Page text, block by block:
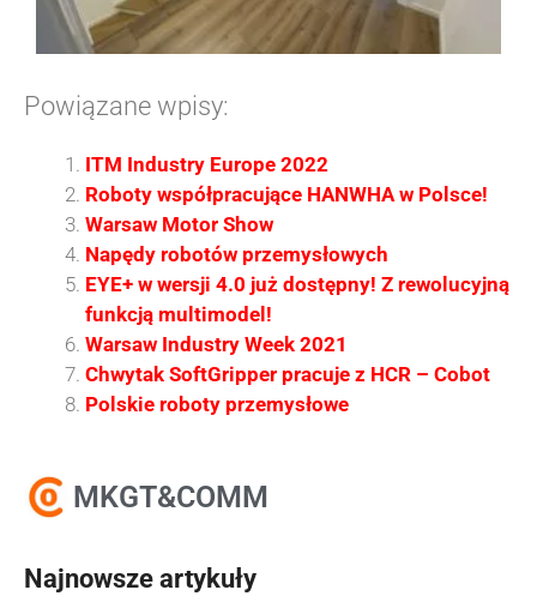
Powiązane wpisy:
ITM Industry Europe 2022
Roboty współpracujące HANWHA w Polsce!
Warsaw Motor Show
Napędy robotów przemysłowych
EYE+ w wersji 4.0 już dostępny! Z rewolucyjną
funkcją multimodel!
Warsaw Industry Week 2021
Chwytak SoftGripper pracuje z HCR – Cobot
Polskie roboty przemysłowe
MKGT&COMM
Najnowsze artykuły